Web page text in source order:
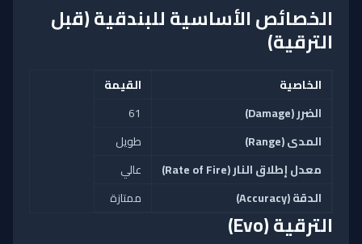
الخصائص الأساسية للبندقية (قبل
الترقية)
الخاصية
القيمة
الضرر (Damage)
61
المدى (Range)
طويل
معدل إطلاق النار (Rate of Fire)
عالي
الدقة (Accuracy)
ممتازة
الترقية (Evo)